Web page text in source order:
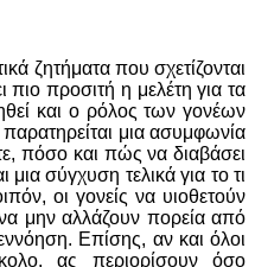
ζητήματα που σχετίζονται
προσιτή η μελέτη για τα
και ο ρόλος των γονέων
μια ασυμφωνία
πόσο και πώς να διαβάσει
μια σύγχυση τελικά για το τι
οι γονείς να υιοθετούν
μην αλλάζουν πορεία από
Επίσης, αν και όλοι
ας περιορίσουν όσο